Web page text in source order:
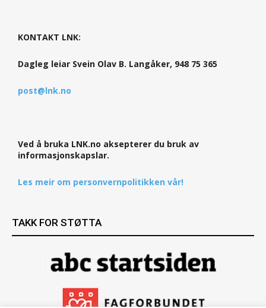
KONTAKT LNK:
Dagleg leiar Svein Olav B. Langåker, 948 75 365
post@lnk.no
Ved å bruka LNK.no aksepterer du bruk av
informasjonskapslar.
Les meir om personvernpolitikken vår!
TAKK FOR STØTTA